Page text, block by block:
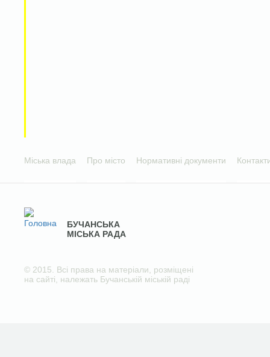
Міська влада Про місто Нормативні документи
БУЧАНСЬКА
МІСЬКА РАДА
© 2015. Всі права на матеріали, розміщені
на сайті, належать Бучанській міській раді